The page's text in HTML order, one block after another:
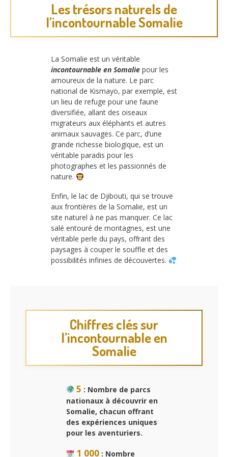
Les trésors naturels de
l’incontournable Somalie
La Somalie est un véritable
incontournable en Somalie pour les
amoureux de la nature. Le parc
national de Kismayo, par exemple, est
un lieu de refuge pour une faune
diversifiée, allant des oiseaux
migrateurs aux éléphants et autres
animaux sauvages. Ce parc, d’une
grande richesse biologique, est un
véritable paradis pour les
photographes et les passionnés de
nature.
Enfin, le lac de Djibouti, qui se trouve
aux frontières de la Somalie, est un
site naturel à ne pas manquer. Ce lac
salé entouré de montagnes, est une
véritable perle du pays, offrant des
paysages à couper le souffle et des
possibilités infinies de découvertes.
Chiffres clés sur
l’incontournable en
Somalie
5 : Nombre de parcs
nationaux à découvrir en
Somalie, chacun offrant
des expériences uniques
pour les aventuriers.
1 000: Nombre